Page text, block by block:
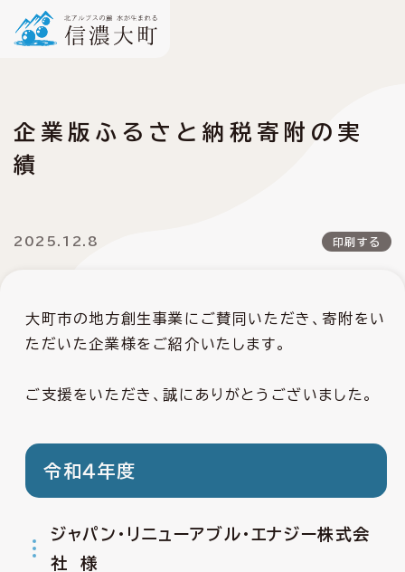
企業版ふるさと納税寄附の実
績
2025.12.8 印刷する
大町市の地方創生事業にご賛同いただき、寄附をい
ただいた企業様をご紹介いたします。
ご支援をいただき、誠にありがとうございました。
令和４年度
ジャパン・リニューアブル・エナジー株式会
社 様